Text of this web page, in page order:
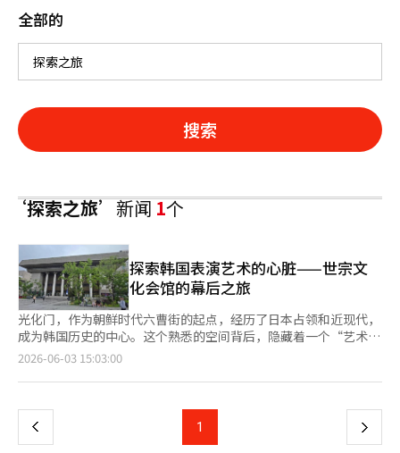
全部的
搜索
‘探索之旅’新闻1个
探索韩国表演艺术的心脏——世宗文
化会馆的幕后之旅
光化门，作为朝鲜时代六曹街的起点，经历了日本占领和近现代，
成为韩国历史的中心。这个熟悉的空间背后，隐藏着一个“艺术的
心脏”，那就是世宗文化会馆。 在上个月28日，我参加了一
后场。华丽舞台背后，为了创造完美瞬间所付出的努力和岁月的痕
门，舞台的另一面在华丽的灯光和掌声的掩盖下显露无遗。这是一
个普通观众绝对无法进入的秘密空间。适应了陌生的环境后，奇妙
2026-06-03 15:03:00
上
页
1 下